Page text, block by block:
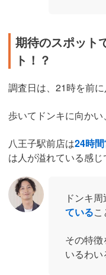
期待のスポット
ト！？
調査日は、21時を前
歩いてドンキに向かい
八王子駅前店は24時
は人が溢れている感じ
ドンキ
ているこ
その特徴
いるわい